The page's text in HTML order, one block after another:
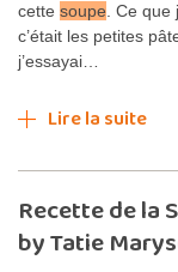
cette soupe . Ce
c’était les petites
j’essayai…
Lire la suite
Recette de la
by Tatie